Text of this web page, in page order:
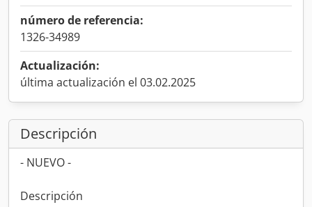
número de referencia:
1326-34989
Actualización:
última actualización el 03.02.2025
Descripción
- NUEVO -
Descripción